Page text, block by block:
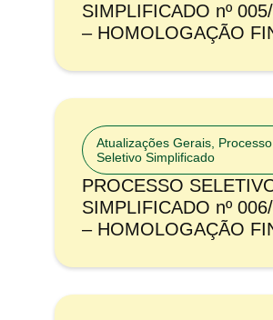
SIMPLIFICADO nº
– HOMOLOGAÇÃO
Atualizações Gerais Processo
Seletivo Simplificado
PROCESSO
SIMPLIFICADO nº
– HOMOLOGAÇÃO